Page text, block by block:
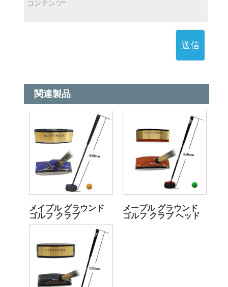
送信
関連製品
メイプル グラウンド
ゴルフ クラブ
メープル グラウンド
ゴルフ クラブ ヘッド